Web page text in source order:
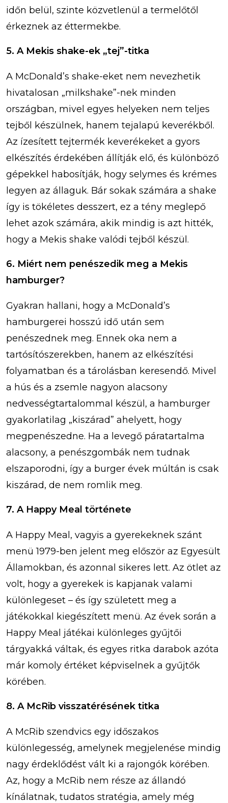
időn belül, szinte közvetlenül a termelőtől
érkeznek az éttermekbe.
5. A Mekis shake-ek „tej”-titka
A McDonald’s shake-eket nem nevezhetik
hivatalosan „milkshake”-nek minden
országban, mivel egyes helyeken nem teljes
tejből készülnek, hanem tejalapú keverékből.
Az ízesített tejtermék keverékeket a gyors
elkészítés érdekében állítják elő, és különböző
gépekkel habosítják, hogy selymes és krémes
legyen az állaguk. Bár sokak számára a shake
így is tökéletes desszert, ez a tény meglepő
lehet azok számára, akik mindig is azt hitték,
hogy a Mekis shake valódi tejből készül.
6. Miért nem penészedik meg a Mekis
hamburger?
Gyakran hallani, hogy a McDonald’s
hamburgerei hosszú idő után sem
penészednek meg. Ennek oka nem a
tartósítószerekben, hanem az elkészítési
folyamatban és a tárolásban keresendő. Mivel
a hús és a zsemle nagyon alacsony
nedvességtartalommal készül, a hamburger
gyakorlatilag „kiszárad” ahelyett, hogy
megpenészedne. Ha a levegő páratartalma
alacsony, a penészgombák nem tudnak
elszaporodni, így a burger évek múltán is csak
kiszárad, de nem romlik meg.
7. A Happy Meal története
A Happy Meal, vagyis a gyerekeknek szánt
menü 1979-ben jelent meg először az Egyesült
Államokban, és azonnal sikeres lett. Az ötlet az
volt, hogy a gyerekek is kapjanak valami
különlegeset – és így született meg a
játékokkal kiegészített menü. Az évek során a
Happy Meal játékai különleges gyűjtői
tárgyakká váltak, és egyes ritka darabok azóta
már komoly értéket képviselnek a gyűjtők
körében.
8. A McRib visszatérésének titka
A McRib szendvics egy időszakos
különlegesség, amelynek megjelenése mindig
nagy érdeklődést vált ki a rajongók körében.
Az, hogy a McRib nem része az állandó
kínálatnak, tudatos stratégia, amely még